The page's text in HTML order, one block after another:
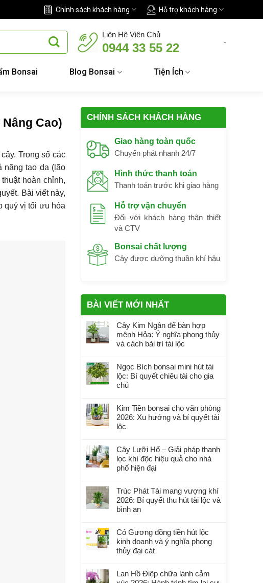
Chính sách khách hàng Hỗ trợ khách hàng
Liên Hệ Viên Chủ
0944 33 55 22 -
Bonsai Blog Bonsai
Tiện Ích
Cao)
Trong số các
năng tạo da (lão
hoàn chỉnh,
Bài viết này,
quý vị tối ưu hóa
CHÍNH SÁCH KHÁCH HÀNG
Giao hàng toàn quốc
Chuyển phát nhanh 24/7
Hình thức thanh toán
Thanh toán trước khi giao hàng
Hỗ trợ vận chuyển
Đối với khách hàng thân thiết
và CTV
Bonsai chất lượng
Cây được dưỡng thuần khí hậu
BÀI VIẾT MỚI NHẤT
Cây Kim Ngân để bàn hợp
mệnh Hỏa: Ý nghĩa phong thủy
và cách bài trí tài lộc
Ngọc Bích bonsai mini hút tài
lộc: Bí quyết chiêu tài cho gia
chủ
Kim Tiền bonsai cho văn phòng
2026: Xu hướng và bí quyết tài
lộc
Cây Lưỡi Hổ – Giải pháp thanh
lọc khí độc hiệu quả cho nhà
phố hiện đại
Trúc Phát Tài mang vượng khí
2026: Bí quyết thu hút tài lộc và
bình an
Cỏ Gương đồng tiền hút lộc
kinh doanh và ý nghĩa phong
thủy đại cát
Lan Hồ Điệp chữa lành cảm